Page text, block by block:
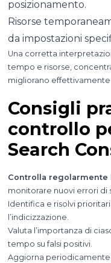
posizionamento.
Risorse
da impostazioni
Una corretta
tempo e risorse,
migliorano effettivamente
Consigli
controllo
Search
Controlla regolarmente
monitorare nuovi errori di
Identifica e risolvi
l’indicizzazione.
Valuta l’importanza di
tempo su falsi positivi.
Aggiorna